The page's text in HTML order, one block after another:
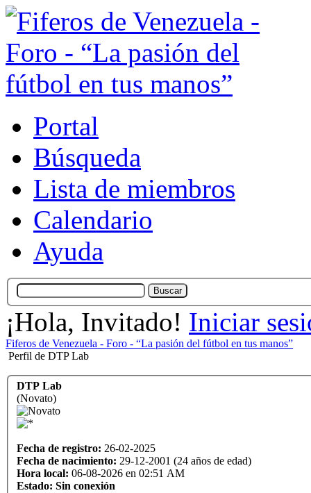
Portal
Búsqueda
Lista de miembros
Calendario
Ayuda
¡Hola, Invitado! Iniciar
Fiferos de Venezuela - Foro - “La pasión del fútbol en tus manos”
Perfil de DTP Lab
DTP Lab
(Novato)
Fecha de registro: 26-02-2025
Fecha de nacimiento: 29-12-2001 (24 años de edad)
Hora local: 06-08-2026 en 02:51 AM
Estado: Sin conexión